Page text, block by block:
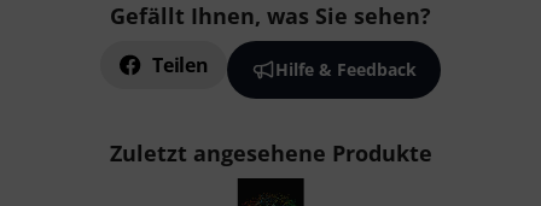
Gefällt Ihnen, was Sie sehen?
Teilen Hilfe & Feedback
Zuletzt angesehene Produkte